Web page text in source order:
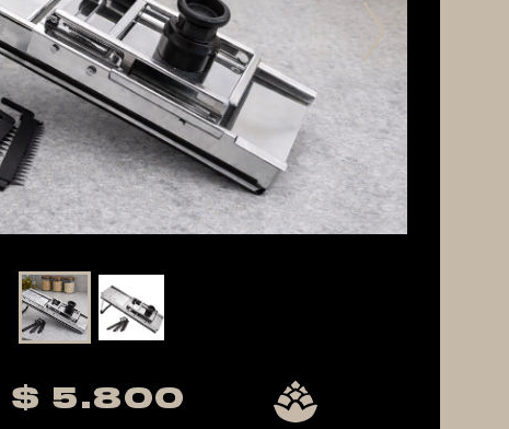
Next
$ 5.800